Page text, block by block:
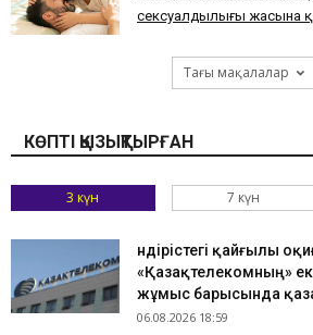
сексуалдылығы жасына
Тағы мақалалар
КӨПТІ ҚЫЗЫҚТЫРҒАН
3 күн 7 күн
Өндірістегі қайғылы
«Қазақтелекомның»
жұмыс барысында
06.08.2026 18:59